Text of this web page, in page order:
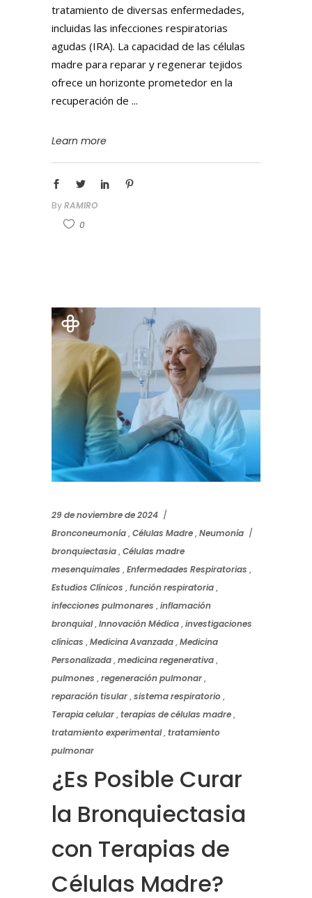
tratamiento de diversas enfermedades,
incluidas las infecciones respiratorias
agudas (IRA). La capacidad de las células
madre para reparar y regenerar tejidos
ofrece un horizonte prometedor en la
recuperación de
Learn more
ByRAMIRO
0
29 de noviembre de 2024
Bronconeumonía,Células Madre,Neumonía
bronquiectasia,Células madre
mesenquimales ,Enfermedades Respiratorias ,
Estudios Clínicos ,función respiratoria,
infecciones pulmonares ,inflamación
bronquial,Innovación Médica,investigaciones
clínicas ,Medicina Avanzada,Medicina
Personalizada,medicina regenerativa,
pulmones ,regeneración pulmonar,
reparación tisular,sistema respiratorio,
Terapia celular,terapias de células madre,
tratamiento experimental,tratamiento
pulmonar
¿Es Posible Curar
la Bronquiectasia
con Terapias de
Células Madre?